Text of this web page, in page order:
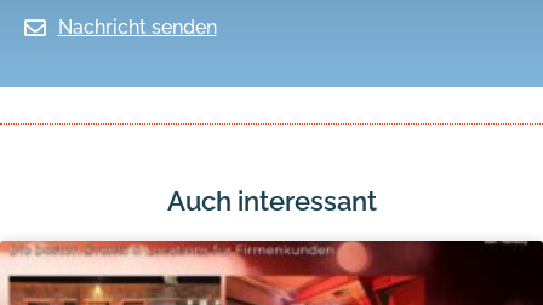
Nachricht senden
Auch interessant